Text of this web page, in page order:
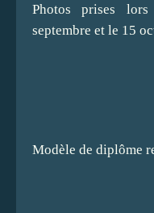
Photos prises
septembre et le 15
Modèle de diplôme